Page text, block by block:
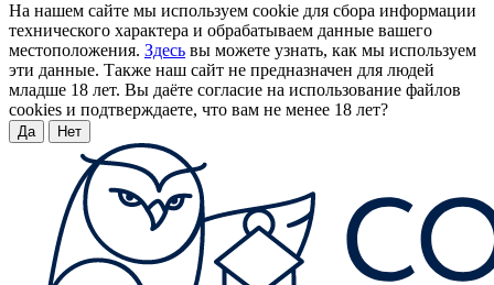
На нашем сайте мы используем cookie для сбора информации
технического характера и обрабатываем данные вашего
местоположения. Здесь вы можете узнать, как мы используем
эти данные. Также наш сайт не предназначен для людей
младше 18 лет. Вы даёте согласие на использование файлов
cookies и подтверждаете, что вам не менее 18 лет?
Да Нет